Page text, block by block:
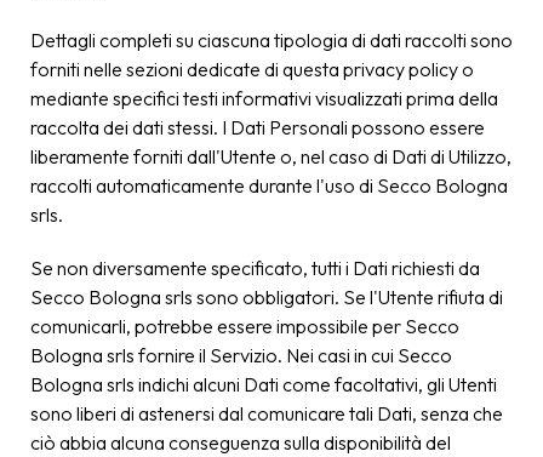
Dettagli completi su ciascuna tipologia di dati raccolti sono
forniti nelle sezioni dedicate di questa privacy policy o
mediante specifici testi informativi visualizzati prima della
raccolta dei dati stessi. I Dati Personali possono essere
liberamente forniti dall'Utente o, nel caso di Dati di Utilizzo,
raccolti automaticamente durante l'uso di Secco Bologna
srls.
Se non diversamente specificato, tutti i Dati richiesti da
Secco Bologna srls sono obbligatori. Se l'Utente rifiuta di
comunicarli, potrebbe essere impossibile per Secco
Bologna srls fornire il Servizio. Nei casi in cui Secco
Bologna srls indichi alcuni Dati come facoltativi, gli Utenti
sono liberi di astenersi dal comunicare tali Dati, senza che
ciò abbia alcuna conseguenza sulla disponibilità del